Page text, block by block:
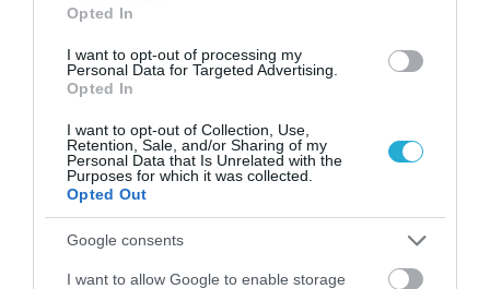
Opted In
I want to opt-out of processing my
Personal Data for Targeted Advertising.
Opted In
I want to opt-out of Collection, Use,
Retention, Sale, and/or Sharing of my
Personal Data that Is Unrelated with the
Purposes for which it was collected.
Opted Out
Google consents
I want to allow Google to enable storage
Ακολουθήστε τοfoodlife.gr στο Google
Newsκαι μάθετε πρώτοι όλες τις ειδήσεις
TAGS:
ΓΕΩΠΟΝΙΚΗ ΣΧΟΛΗ ΑΠΘ ΛΑΧΑΝΙΚΑ
ΞΗΡΟΙ ΚΑΡΠΟΙ
ΠΑΡΑΓΩΓΟΙ
ΦΡΟΥΤΑ